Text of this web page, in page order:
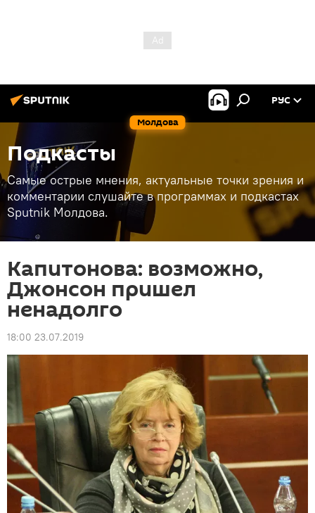
Молдова
РУС
Подкасты
Самые острые мнения, актуальные точки зрения и
комментарии слушайте в программах и подкастах
Sputnik Молдова.
Капитонова: возможно,
Джонсон пришел
ненадолго
18:00 23.07.2019